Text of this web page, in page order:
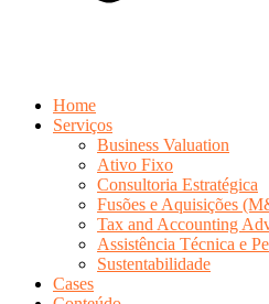
Home
Serviços
Business Valuation
Ativo Fixo
Consultoria Estratégica
Fusões e Aquisições
Tax and Accounting
Assistência Técnica e
Sustentabilidade
Cases